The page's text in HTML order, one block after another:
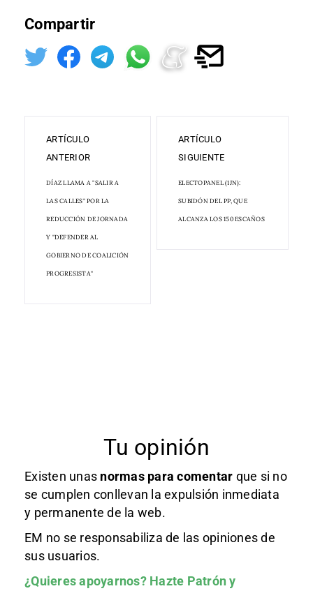
Compartir
ARTÍCULO
ANTERIOR
DÍAZ LLAMA A "SALIR A
LAS CALLES" POR LA
REDUCCIÓN DE JORNADA
Y "DEFENDER AL
GOBIERNO DE COALICIÓN
PROGRESISTA"
ARTÍCULO
SIGUIENTE
ELECTOPANEL (1JN):
SUBIDÓN DEL PP, QUE
ALCANZA LOS 150 ESCAÑOS
Tu opinión
Existen unas normas para comentar que si no
se cumplen conllevan la expulsión inmediata
y permanente de la web.
EM no se responsabiliza de las opiniones de
sus usuarios.
¿Quieres apoyarnos? Hazte Patróny